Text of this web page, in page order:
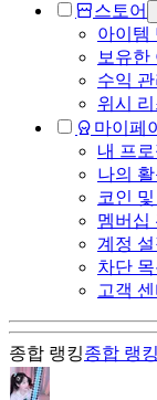
스토어
아이템
보유한
수익 관
위시
마이페
내 프로
나의
코인 및
멤버십
계정 설
차단
고객 센
종합 랭킹종합 랭킹